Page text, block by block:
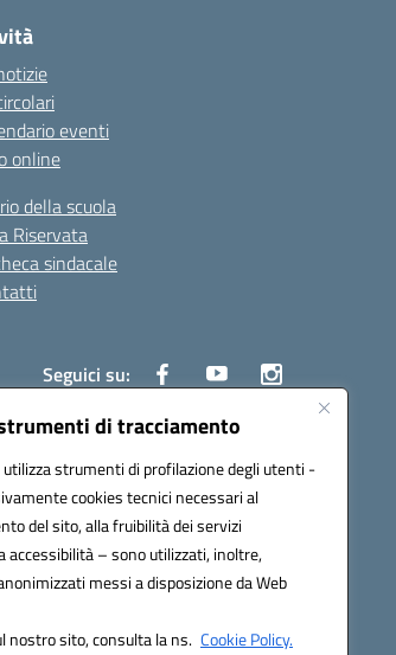
di tracciamento
strumenti di profilazione degli utenti -
cookies tecnici necessari al
del sito, alla fruibilità dei servizi
accessibilità – sono utilizzati, inoltre,
messi a disposizione da Web
nostro sito, consulta la ns. Cookie Policy.
eventi
online
della scuola
Riservata
sindacale
Seguici su: